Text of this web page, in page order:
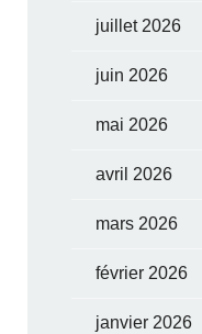
juillet 2026
juin 2026
mai 2026
avril 2026
mars 2026
février 2026
janvier 2026